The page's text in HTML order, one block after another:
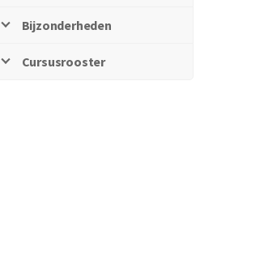
Bijzonderheden
Cursusrooster